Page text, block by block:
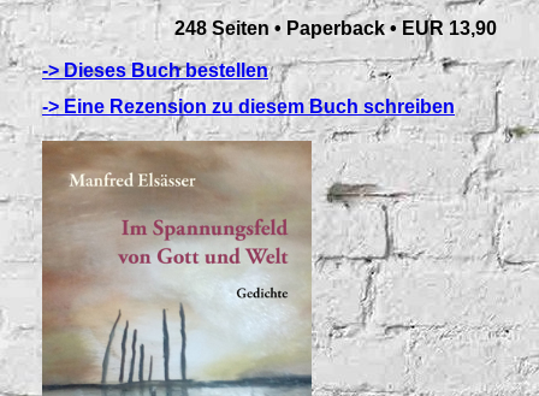
248 Seiten • Paperback • EUR 13,90
-> Dieses Buch bestellen
-> Eine Rezension zu diesem Buch schreiben